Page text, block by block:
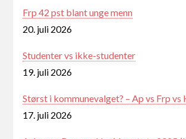
Frp 42 pst blant unge menn
20. juli 2026
Studenter vs ikke-studenter
19. juli 2026
Størst i kommunevalget? – Ap vs Frp vs
17. juli 2026